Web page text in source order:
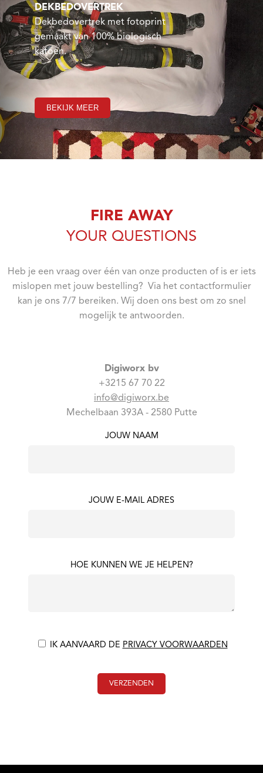
DEKBEDOVERTREK
Dekbedovertrek met fotoprint
gemaakt van 100% biologisch
katoen.
BEKIJK MEER
FIRE AWAY
YOUR QUESTIONS
Heb je een vraag over één van onze producten of is er iets
mislopen met jouw bestelling? Via het contactformulier
kan je ons 7/7 bereiken. Wij doen ons best om zo snel
mogelijk te antwoorden.
Digiworx bv
+3215 67 70 22
info@digiworx.be
Mechelbaan 393A - 2580 Putte
JOUW NAAM
JOUW E-MAIL ADRES
HOE KUNNEN WE JE HELPEN?
IK AANVAARD DE PRIVACY VOORWAARDEN